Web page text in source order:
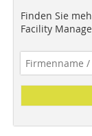
Finden Sie
Facility